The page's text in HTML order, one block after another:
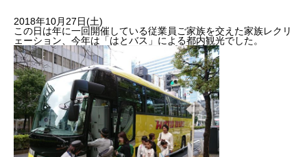
CSR 地域に貢献する
地域貢献企業
健康経営
SDGs認証
2018年10月27日(土)
この日は年に一回開催している従業員ご家族を交えた家族レクリ
ェーション、今年は「はとバス」による都内観光でした。